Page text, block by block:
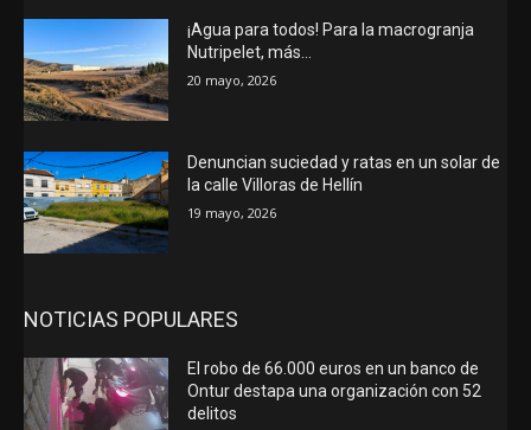
¡Agua para todos! Para la macrogranja
Nutripelet, más…
20 mayo, 2026
Denuncian suciedad y ratas en un solar de
la calle Villoras de Hellín
19 mayo, 2026
NOTICIAS POPULARES
El robo de 66.000 euros en un banco de
Ontur destapa una organización con 52
delitos